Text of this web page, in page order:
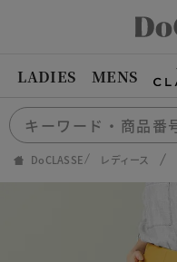
LADIES MENS
DoCLASSE レディース